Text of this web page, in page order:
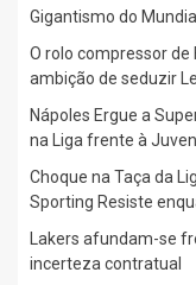
Gigantismo do
O rolo compressor de
ambição de seduzir
Nápoles Ergue a
na Liga frente à
Choque na Taça da
Sporting Resiste
Lakers afundam-se
incerteza contratual